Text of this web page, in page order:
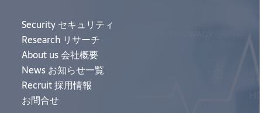
Security セキュリティ
Research リサーチ
About us 会社概要
News お知らせ一覧
Recruit 採用情報
お問合せ